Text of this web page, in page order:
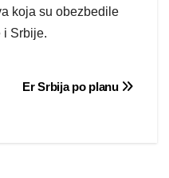
koja su obezbedile
i Srbije.
Er Srbija po planu